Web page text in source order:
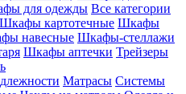
для одежды Все категории
Шкафы картотечные Шкафы
навесные Шкафы-стеллажи
Шкафы аптечки Трейзеры
Матрасы Системы